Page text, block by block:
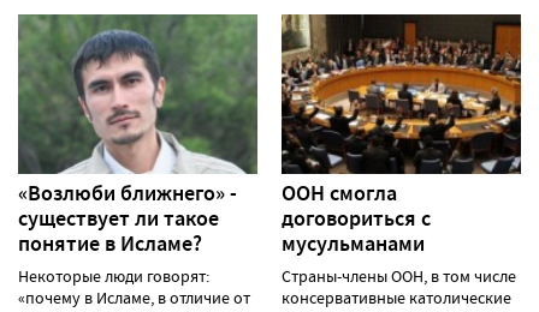
«Возлюби ближнего» -
существует ли такое
понятие в Исламе?
Некоторые люди говорят:
«почему в Исламе, в отличие от
ООН смогла
договориться с
мусульманами
Страны-члены ООН, в том числе
консервативные католические